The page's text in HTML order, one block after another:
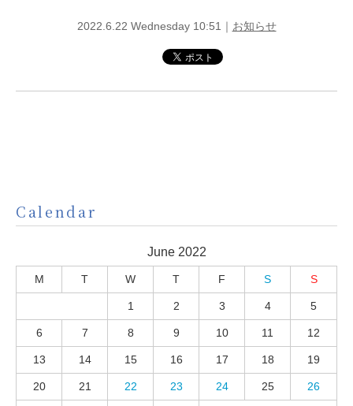
2022.6.22 Wednesday 10:51｜ お知らせ
Calendar
June 2022
M T W T F S S
1 2 3 4 5
6 7 8 9 10 11 12
13 14 15 16 17 18 19
20 21 22 23 24 25 26